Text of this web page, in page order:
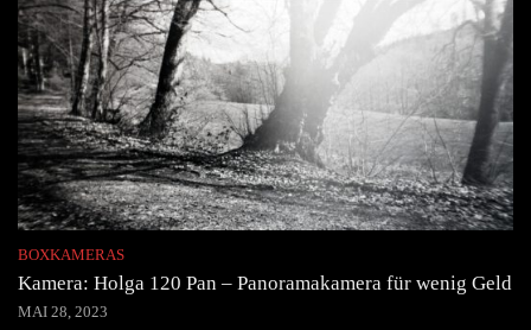
BOXKAMERAS
Kamera: Holga 120 Pan – Panoramakamera für wenig Geld
MAI 28, 2023